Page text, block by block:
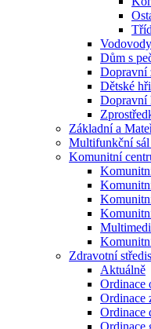
Dům s
Dopravní
Dětské
Dopravní
Základní a
Multifunkční sál
Komunitní
Zdravotní
Aktuálně
Ordinace
Ordinace
Ordinace
Ordinace